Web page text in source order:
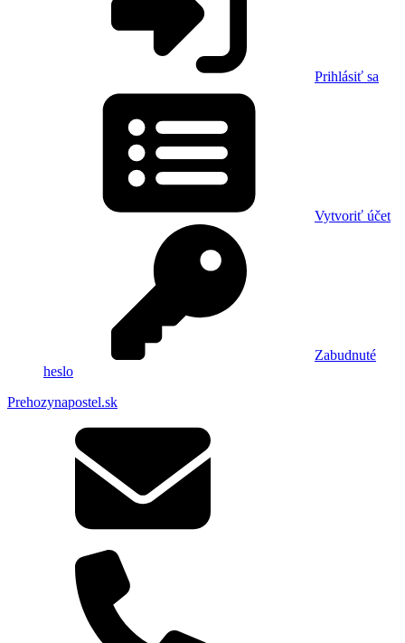
Prihlásiť sa
Vytvoriť účet
Zabudnuté
heslo
Prehozynapostel.sk